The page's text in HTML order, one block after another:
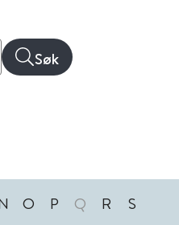
Søk
O P Q R S